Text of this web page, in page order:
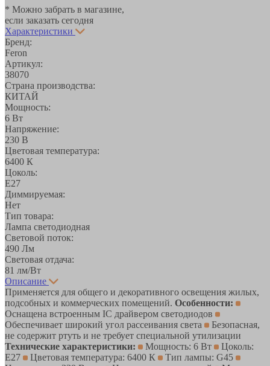
* Можно забрать в магазине,
если заказать сегодня
Характеристики
Бренд:
Feron
Артикул:
38070
Страна производства:
КИТАЙ
Мощность:
6 Вт
Напряжение:
230 В
Цветовая температура:
6400 К
Цоколь:
E27
Диммируемая:
Нет
Тип товара:
Лампа светодиодная
Световой поток:
490 Лм
Световая отдача:
81 лм/Вт
Описание
Применяется для общего и декоративного освещения жилых,
подсобных и коммерческих помещений. Особенности:
Оснащена встроенным IC драйвером светодиодов
Обеспечивает широкий угол рассеивания света
Безопасная,
не содержит ртуть и не требует специальной утилизации
Технические характеристики:
Мощность: 6 Вт
Цоколь:
E27
Цветовая температура: 6400 К
Тип лампы: G45